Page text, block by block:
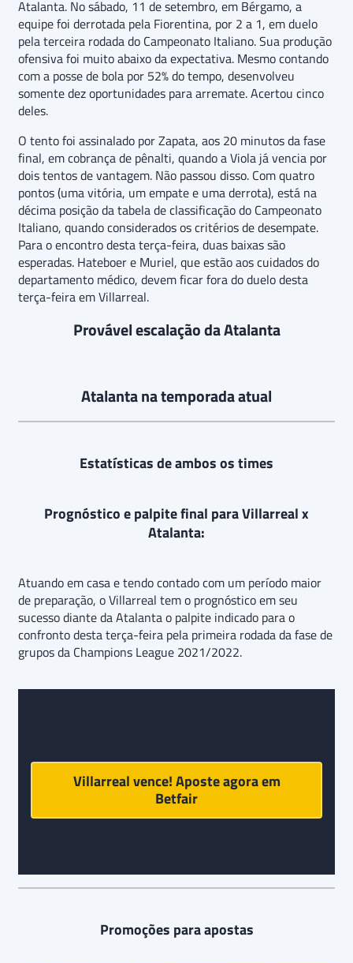
Atalanta. No sábado, 11 de setembro, em Bérgamo, a
equipe foi derrotada pela Fiorentina, por 2 a 1, em duelo
pela terceira rodada do Campeonato Italiano. Sua produção
ofensiva foi muito abaixo da expectativa. Mesmo contando
com a posse de bola por 52% do tempo, desenvolveu
somente dez oportunidades para arremate. Acertou cinco
deles.
O tento foi assinalado por Zapata, aos 20 minutos da fase
final, em cobrança de pênalti, quando a Viola já vencia por
dois tentos de vantagem. Não passou disso. Com quatro
pontos (uma vitória, um empate e uma derrota), está na
décima posição da tabela de classificação do Campeonato
Italiano, quando considerados os critérios de desempate.
Para o encontro desta terça-feira, duas baixas são
esperadas. Hateboer e Muriel, que estão aos cuidados do
departamento médico, devem ficar fora do duelo desta
terça-feira em Villarreal.
Provável escalação da Atalanta
Atalanta na temporada atual
Estatísticas de ambos os times
Prognóstico e palpite final para Villarreal x
Atalanta:
Atuando em casa e tendo contado com um período maior
de preparação, o Villarreal tem o prognóstico em seu
sucesso diante da Atalanta o palpite indicado para o
confronto desta terça-feira pela primeira rodada da fase de
grupos da Champions League 2021/2022.
Villarreal vence! Aposte agora em
Betfair
Promoções para apostas